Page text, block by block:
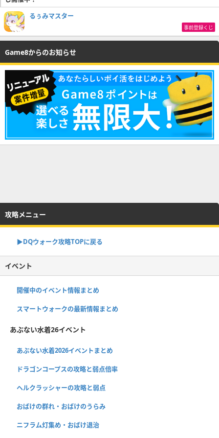
るぅみマスター
事前登録くじ
Game8からのお知らせ
攻略メニュー
▶︎DQウォーク攻略TOPに戻る
イベント
開催中のイベント情報まとめ
スマートウォークの最新情報まとめ
あぶない水着26イベント
あぶない水着2026イベントまとめ
ドラゴンコープスの攻略と弱点倍率
ヘルクラッシャーの攻略と弱点
おばけの群れ・おばけのうらみ
ニフラム灯集め・おばけ退治